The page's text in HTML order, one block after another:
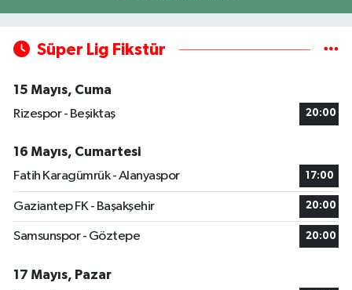
Süper Lig Fikstür
15 Mayıs, Cuma
Rizespor - Beşiktaş
20:00
16 Mayıs, Cumartesi
Fatih Karagümrük - Alanyaspor
17:00
Gaziantep FK - Başakşehir 20:00
Samsunspor - Göztepe 20:00
17 Mayıs, Pazar